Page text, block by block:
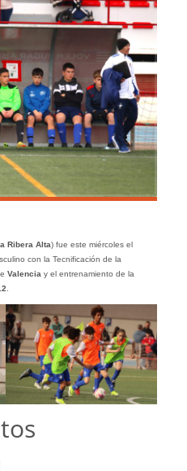
Ribera Alta) fue este miércoles el
con la Tecnificación de la
Valencia y el entrenamiento de la